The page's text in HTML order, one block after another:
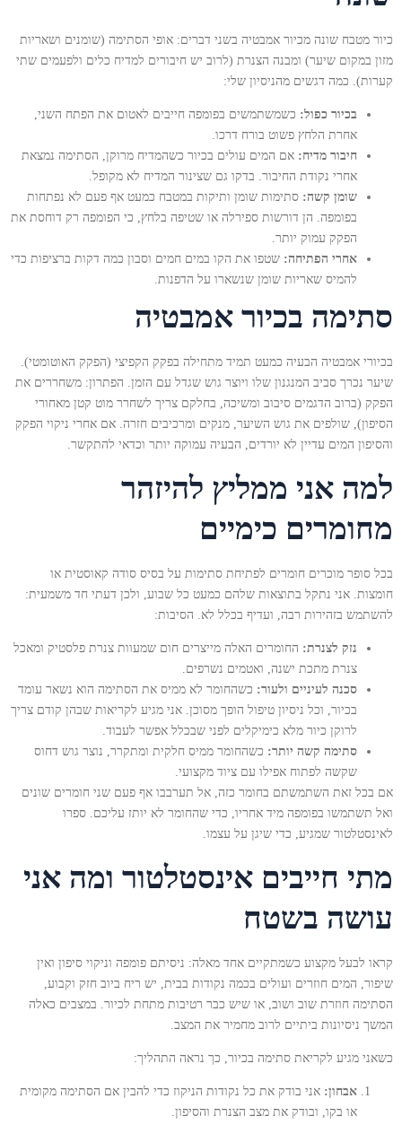
כיור מטבח שונה מכיור אמבטיה בשני דברים: אופי הסתימה (שומנים ושאריות
מזון במקום שיער) ומבנה הצנרת (לרוב יש חיבורים למדיח כלים ולפעמים שתי
קערות). כמה דגשים מהניסיון שלי:
בכיור כפול: כשמשתמשים בפומפה חייבים לאטום את הפתח השני,
אחרת הלחץ פשוט בורח דרכו.
חיבור מדיח: אם המים עולים בכיור כשהמדיח מרוקן, הסתימה נמצאת
אחרי נקודת החיבור. בדקו גם שצינור המדיח לא מקופל.
שומן קשה: סתימות שומן ותיקות במטבח כמעט אף פעם לא נפתחות
בפומפה. הן דורשות ספירלה או שטיפה בלחץ, כי הפומפה רק דוחסת את
הפקק עמוק יותר.
אחרי הפתיחה: שטפו את הקו במים חמים וסבון כמה דקות ברציפות כדי
להמיס שאריות שומן שנשארו על הדפנות.
סתימה בכיור אמבטיה
בכיורי אמבטיה הבעיה כמעט תמיד מתחילה בפקק הקפיצי (הפקק האוטומטי).
שיער נכרך סביב המנגנון שלו ויוצר גוש שגדל עם הזמן. הפתרון: משחררים את
הפקק (ברוב הדגמים סיבוב ומשיכה, בחלקם צריך לשחרר מוט קטן מאחורי
הסיפון), שולפים את גוש השיער, מנקים ומרכיבים חזרה. אם אחרי ניקוי הפקק
והסיפון המים עדיין לא יורדים, הבעיה עמוקה יותר וכדאי להתקשר.
למה אני ממליץ להיזהר
מחומרים כימיים
בכל סופר מוכרים חומרים לפתיחת סתימות על בסיס סודה קאוסטית או
חומצות. אני נתקל בתוצאות שלהם כמעט כל שבוע, ולכן דעתי חד משמעית:
להשתמש בזהירות רבה, ועדיף בכלל לא. הסיבות:
נזק לצנרת: החומרים האלה מייצרים חום שמעוות צנרת פלסטיק ומאכל
צנרת מתכת ישנה, ואטמים נשרפים.
סכנה לעיניים ולעור: כשהחומר לא ממיס את הסתימה הוא נשאר עומד
בכיור, וכל ניסיון טיפול הופך מסוכן. אני מגיע לקריאות שבהן קודם צריך
לרוקן כיור מלא כימיקלים לפני שבכלל אפשר לעבוד.
סתימה קשה יותר: כשהחומר ממיס חלקית ומתקרר, נוצר גוש דחוס
שקשה לפתוח אפילו עם ציוד מקצועי.
אם בכל זאת השתמשתם בחומר כזה, אל תערבבו אף פעם שני חומרים שונים
ואל תשתמשו בפומפה מיד אחריו, כדי שהחומר לא יותז עליכם. ספרו
לאינסטלטור שמגיע, כדי שיגן על עצמו.
מתי חייבים אינסטלטור ומה אני
עושה בשטח
קראו לבעל מקצוע כשמתקיים אחד מאלה: ניסיתם פומפה וניקוי סיפון ואין
שיפור, המים חוזרים ועולים בכמה נקודות בבית, יש ריח ביוב חזק וקבוע,
הסתימה חוזרת שוב ושוב, או שיש כבר רטיבות מתחת לכיור. במצבים כאלה
המשך ניסיונות ביתיים לרוב מחמיר את המצב.
כשאני מגיע לקריאת סתימה בכיור, כך נראה התהליך:
אבחון: אני בודק את כל נקודות הניקוז כדי להבין אם הסתימה מקומית
או בקו, ובודק את מצב הצנרת והסיפון.